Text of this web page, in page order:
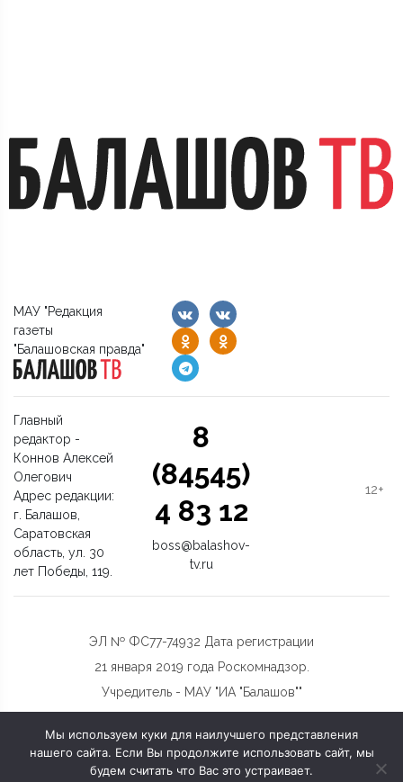
МАУ "Редакция
газеты
"Балашовская правда"
Главный
редактор -
Коннов Алексей
Олегович
Адрес редакции:
г. Балашов,
Саратовская
область, ул. 30
лет Победы, 119.
8
(84545)
4 83 12
boss@balashov-
tv.ru
12+
ЭЛ № ФС77-74932 Дата регистрации
21 января 2019 года Роскомнадзор.
Учредитель - МАУ "ИА "Балашов""
Мы используем куки для наилучшего представления
нашего сайта. Если Вы продолжите использовать сайт, мы
будем считать что Вас это устраивает.